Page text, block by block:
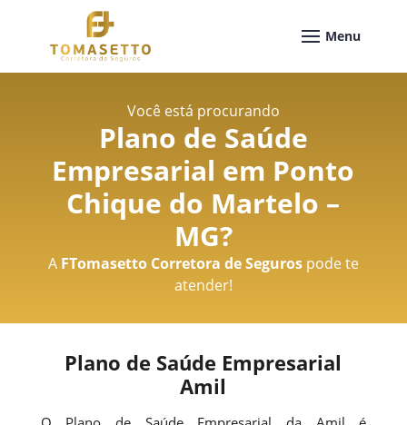
Você está procurando
Plano de Saúde
Empresarial em Ponto
Chique do Martelo –
MG?
A FTomasetto Corretora de Segurospode te
atender!
Plano de Saúde Empresarial
Amil